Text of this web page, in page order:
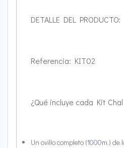
DETALLE DEL PRODUCTO:
Referencia: KIT02
¿Qué incluye cada Kit
Un ovillo completo (1000m.)